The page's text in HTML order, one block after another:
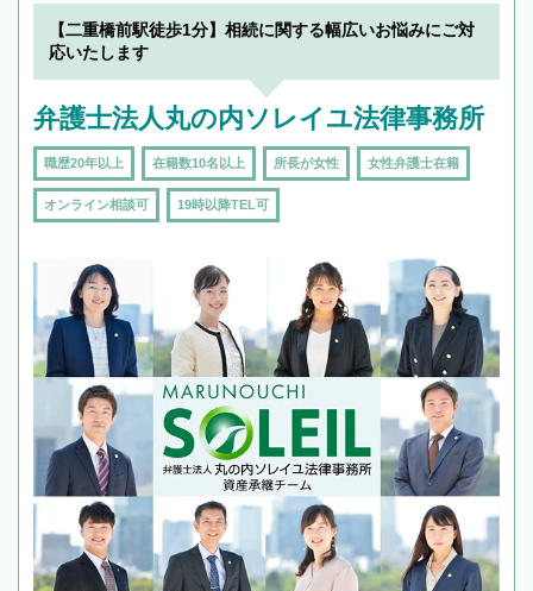
【二重橋前駅徒歩1分】相続に関する幅広いお悩みにご対
応いたします
弁護士法人丸の内ソレイユ法律事務所
職歴20年以上 在籍数10名以上 所長が女性 女性弁護士在籍
オンライン相談可 19時以降TEL可